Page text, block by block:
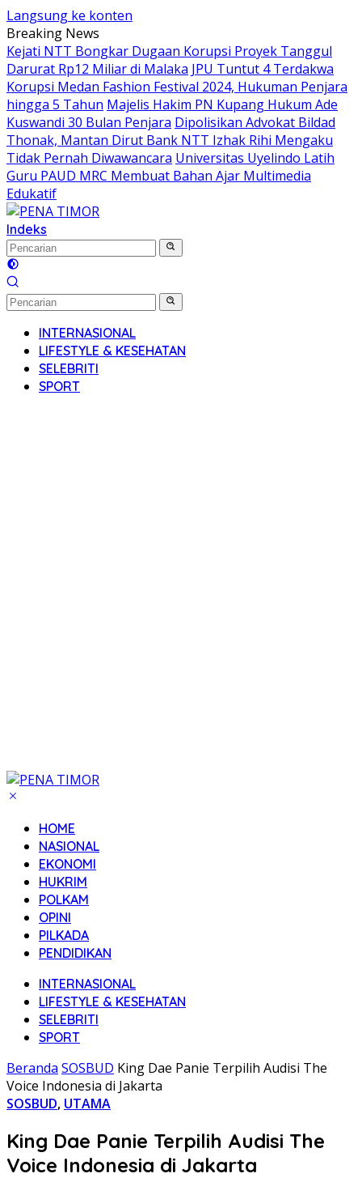
Langsung ke konten
Breaking News
Kejati NTT Bongkar Dugaan Korupsi Proyek Tanggul
Darurat Rp12 Miliar di Malaka JPU Tuntut 4 Terdakwa
Korupsi Medan Fashion Festival 2024, Hukuman Penjara
hingga 5 Tahun Majelis Hakim PN Kupang Hukum Ade
Kuswandi 30 Bulan Penjara Dipolisikan Advokat Bildad
Thonak, Mantan Dirut Bank NTT Izhak Rihi Mengaku
Tidak Pernah Diwawancara Universitas Uyelindo Latih
Guru PAUD MRC Membuat Bahan Ajar Multimedia
Edukatif
Indeks
INTERNASIONAL
LIFESTYLE & KESEHATAN
SELEBRITI
SPORT
HOME
NASIONAL
EKONOMI
HUKRIM
POLKAM
OPINI
PILKADA
PENDIDIKAN
INTERNASIONAL
LIFESTYLE & KESEHATAN
SELEBRITI
SPORT
Beranda SOSBUD King Dae Panie Terpilih Audisi The
Voice Indonesia di Jakarta
SOSBUD, UTAMA
King Dae Panie Terpilih Audisi The
Voice Indonesia di Jakarta